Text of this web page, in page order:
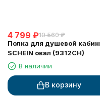
4 799 ₽10 560 ₽
Полка для душевой
SCHEIN овал (9312CH)
В наличии
В корзину